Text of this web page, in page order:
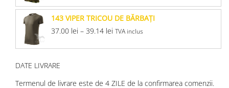
143 VIPER TRICOU DE BĂRBAŢI
37.00 lei – 39.14 lei TVA inclus
DATE LIVRARE
Termenul de livrare este de 4 ZILE de la confirmarea comenzii.